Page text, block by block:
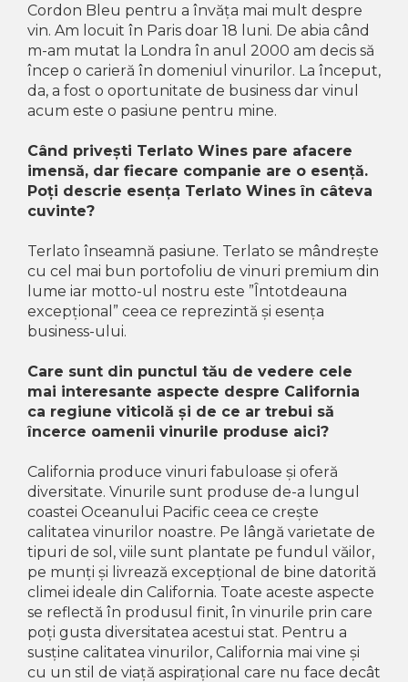
Vinuri SPANIA
Vinuri SPECIALE
Domeniile Prince MATEI
Domeniile SÂMBUREȘTI
PRIMUL
Domeniile PANCIU
Crama Petro VASELO
Nea FLORICĂ
Vinuri Din GRECIA
Crama BUDUREASCA
Domeniile FRANCO-
ROMÂNE
Cordon Bleu pentru a învăța mai mult despre
vin. Am locuit în Paris doar 18 luni. De abia când
m-am mutat la Londra în anul 2000 am decis să
încep o carieră în domeniul vinurilor. La început,
da, a fost o oportunitate de business dar vinul
acum este o pasiune pentru mine.
Când privești Terlato Wines pare afacere
imensă, dar fiecare companie are o esență.
Poți descrie esența Terlato Wines în câteva
cuvinte?
Terlato înseamnă pasiune. Terlato se mândrește
cu cel mai bun portofoliu de vinuri premium din
lume iar motto-ul nostru este ”Întotdeauna
excepțional” ceea ce reprezintă și esența
business-ului.
Care sunt din punctul tău de vedere cele
mai interesante aspecte despre California
ca regiune viticolă și de ce ar trebui să
încerce oamenii vinurile produse aici?
California produce vinuri fabuloase și oferă
diversitate. Vinurile sunt produse de-a lungul
coastei Oceanului Pacific ceea ce crește
calitatea vinurilor noastre. Pe lângă varietate de
tipuri de sol, viile sunt plantate pe fundul văilor,
pe munți și livrează excepțional de bine datorită
climei ideale din California. Toate aceste aspecte
se reflectă în produsul finit, în vinurile prin care
poți gusta diversitatea acestui stat. Pentru a
susține calitatea vinurilor, California mai vine și
cu un stil de viață aspirațional care nu face decât